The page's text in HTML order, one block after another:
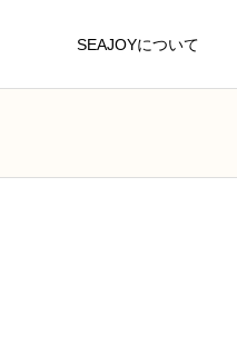
SEAJOYについて